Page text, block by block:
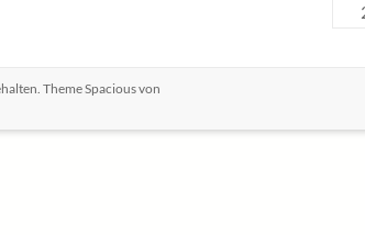
ThemeSpaciousvon